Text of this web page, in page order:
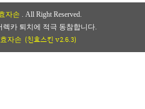
자손 . All Right Reserved.
렉카 퇴치에 적극 동참합니다.
자손 (친효스킨 v2.6.3)